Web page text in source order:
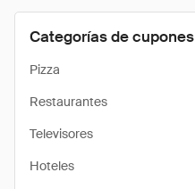
Categorías de cupones
Pizza
Restaurantes
Televisores
Hoteles